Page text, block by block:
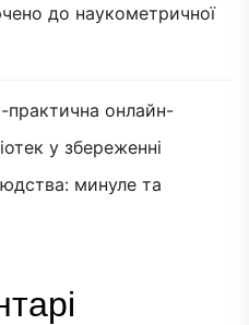
до наукометричної
практична онлайн-
у збереженні
минуле та